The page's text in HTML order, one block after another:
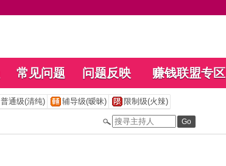
常见问题 问题反映 赚钱联盟专区
普通级(清纯) 辅导级(暧昧) 限制级(火辣)